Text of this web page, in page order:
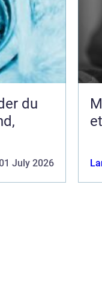
du
July 2026